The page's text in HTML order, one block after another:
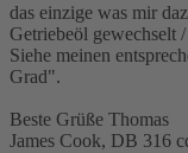
das einzige was mir
Getriebeöl gewechselt
Siehe meinen
Grad".
Beste Grüße Thomas
James Cook, DB 316